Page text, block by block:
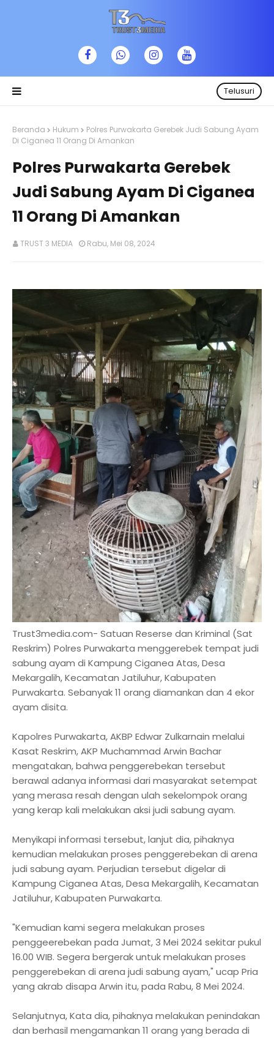
Telusuri
Beranda Hukum
Polres Purwakarta Gerebek Judi Sabung Ayam
Di Ciganea 11 Orang Di Amankan
Polres Purwakarta Gerebek
Judi Sabung Ayam Di Ciganea
11 Orang Di Amankan
TRUST 3 MEDIA Rabu, Mei 08, 2024
Trust3media.com- Satuan Reserse dan Kriminal (Sat
Reskrim) Polres Purwakarta menggerebek tempat judi
sabung ayam di Kampung Ciganea Atas, Desa
Mekargalih, Kecamatan Jatiluhur, Kabupaten
Purwakarta. Sebanyak 11 orang diamankan dan 4 ekor
ayam disita.
Kapolres Purwakarta, AKBP Edwar Zulkarnain melalui
Kasat Reskrim, AKP Muchammad Arwin Bachar
mengatakan, bahwa penggerebekan tersebut
berawal adanya informasi dari masyarakat setempat
yang merasa resah dengan ulah sekelompok orang
yang kerap kali melakukan aksi judi sabung ayam.
Menyikapi informasi tersebut, lanjut dia, pihaknya
kemudian melakukan proses penggerebekan di arena
judi sabung ayam. Perjudian tersebut digelar di
Kampung Ciganea Atas, Desa Mekargalih, Kecamatan
Jatiluhur, Kabupaten Purwakarta.
"Kemudian kami segera melakukan proses
penggeerebekan pada Jumat, 3 Mei 2024 sekitar pukul
16.00 WIB. Segera bergerak untuk melakukan proses
penggerebekan di arena judi sabung ayam," ucap Pria
yang akrab disapa Arwin itu, pada Rabu, 8 Mei 2024.
Selanjutnya, Kata dia, pihaknya melakukan penindakan
dan berhasil mengamankan 11 orang yang berada di